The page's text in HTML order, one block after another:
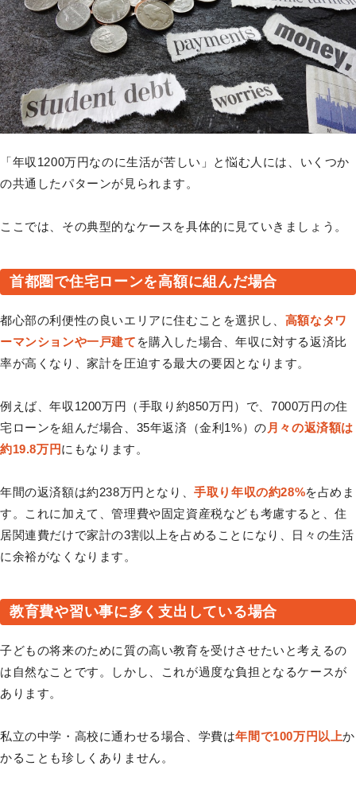
「年収1200万円なのに生活が苦しい」と悩む人には、いくつか
の共通したパターンが見られます。
ここでは、その典型的なケースを具体的に見ていきましょう。
首都圏で住宅ローンを高額に組んだ場合
都心部の利便性の良いエリアに住むことを選択し、 高額なタワ
ーマンションや一戸建て を購入した場合、年収に対する返済比
率が高くなり、家計を圧迫する最大の要因となります。
例えば、年収1200万円（手取り約850万円）で、7000万円の住
宅ローンを組んだ場合、35年返済（金利1%）の 月々の返済額は
約19.8万円にもなります。
年間の返済額は約238万円となり、手取り年収の約28%を占めま
す。これに加えて、管理費や固定資産税なども考慮すると、住
居関連費だけで家計の3割以上を占めることになり、日々の生活
に余裕がなくなります。
教育費や習い事に多く支出している場合
子どもの将来のために質の高い教育を受けさせたいと考えるの
は自然なことです。しかし、これが過度な負担となるケースが
あります。
私立の中学・高校に通わせる場合、学費は年間で100万円以上か
かることも珍しくありません。